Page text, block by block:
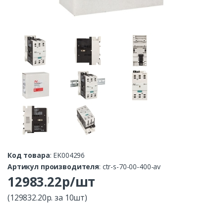
Код товара: EK004296
Артикул производителя: ctr-s-70-00-400-av
12983.22р/шт
(129832.20р. за 10шт)